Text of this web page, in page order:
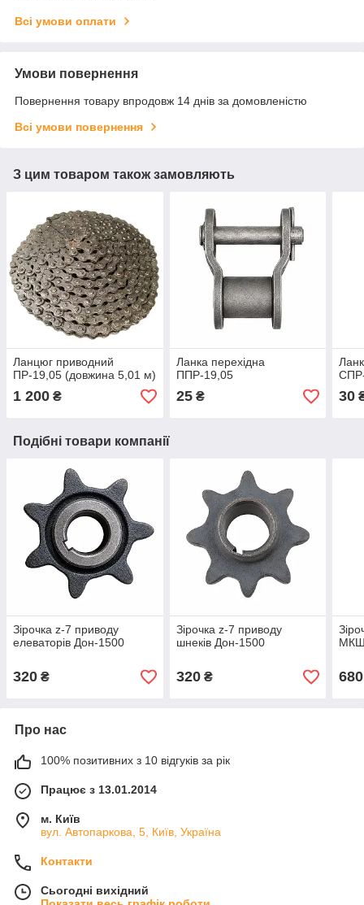
Всі умови оплати
Умови повернення
Повернення товару впродовж 14 днів за домовленістю
Всі умови повернення
З цим товаром також замовляють
Ланцюг приводний
ПР-19,05 (довжина 5,01 м)
1 200 ₴
Ланка перехідна
ППР-19,05
25₴ 30
Подібні товари компанії
Зірочка z-7 приводу
елеваторів Дон-1500
320 ₴
Зірочка z-7 приводу
шнеків Дон-1500
320₴
МКШ
680
Про нас
100% позитивних з 10 відгуків за рік
Працює з 13.01.2014
м. Київ
вул. Автопаркова, 5, Київ, Україна
Контакти
Сьогодні вихідний